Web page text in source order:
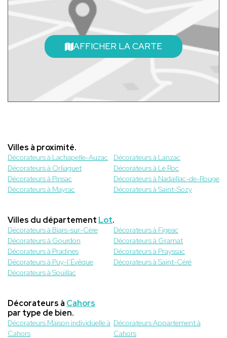
AFFICHER LA CARTE
Villes à proximité.
Décorateurs à Lachapelle-Auzac
Décorateurs à Lanzac
Décorateurs à Orliaguet
Décorateurs à Le Roc
Décorateurs à Pinsac
Décorateurs à Nadaillac-de-Rouge
Décorateurs à Mayrac
Décorateurs à Saint-Sozy
Villes du département Lot.
Décorateurs à Biars-sur-Cère
Décorateurs à Figeac
Décorateurs à Gourdon
Décorateurs à Gramat
Décorateurs à Pradines
Décorateurs à Prayssac
Décorateurs à Puy-l’Évêque
Décorateurs à Saint-Céré
Décorateurs à Souillac
Décorateurs à Cahors
par type de bien.
Décorateurs Maison individuelle à
Cahors
Décorateurs Appartement à
Cahors